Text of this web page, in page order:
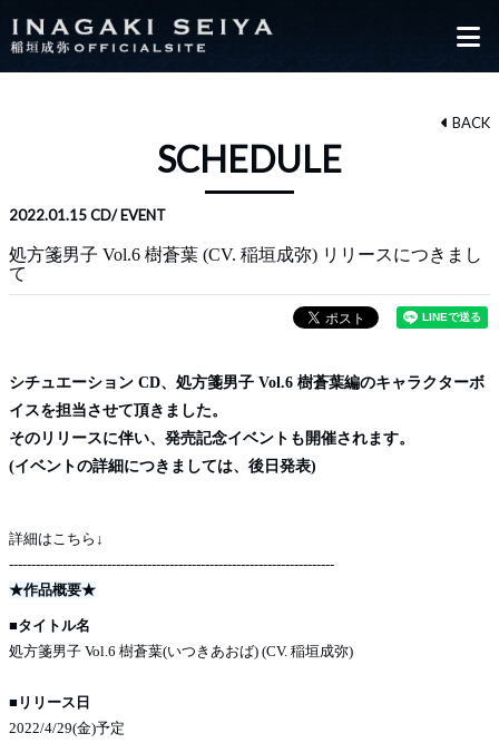
SCHEDULE
BACK
2022.01.15CD/ EVENT
処方箋男子 Vol.6 樹蒼葉 (CV. 稲垣成弥) リリースにつきまし
て
シチュエーション CD、処方箋男子 Vol.6 樹蒼葉編のキャラクターボ
イスを担当させて頂きました。
そのリリースに伴い、発売記念イベントも開催されます。
(イベントの詳細につきましては、後日発表)
詳細はこちら↓
-------------------------------------------------------------------------
★作品概要★
■タイトル名
処方箋男子 Vol.6 樹蒼葉(いつきあおば) (CV. 稲垣成弥)
■リリース日
2022/4/29(金)予定